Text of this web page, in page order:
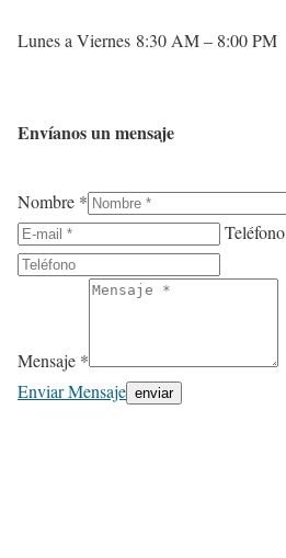
Lunes a Viernes 8:30 AM – 8:00 PM
Envíanos un mensaje
Nombre *
Teléfono
Mensaje *
Enviar Mensaje